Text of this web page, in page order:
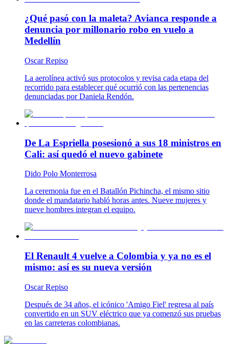
¿Qué pasó con la maleta? Avianca responde a
denuncia por millonario robo en vuelo a
Medellín
Oscar Repiso
La aerolínea activó sus protocolos y revisa cada etapa del
recorrido para establecer qué ocurrió con las pertenencias
denunciadas por Daniela Rendón.
De La Espriella posesionó a sus 18 ministros en
Cali: así quedó el nuevo gabinete
Dido Polo Monterrosa
La ceremonia fue en el Batallón Pichincha, el mismo sitio
donde el mandatario habló horas antes. Nueve mujeres y
nueve hombres integran el equipo.
El Renault 4 vuelve a Colombia y ya no es el
mismo: así es su nueva versión
Oscar Repiso
Después de 34 años, el icónico 'Amigo Fiel' regresa al país
convertido en un SUV eléctrico que ya comenzó sus pruebas
en las carreteras colombianas.